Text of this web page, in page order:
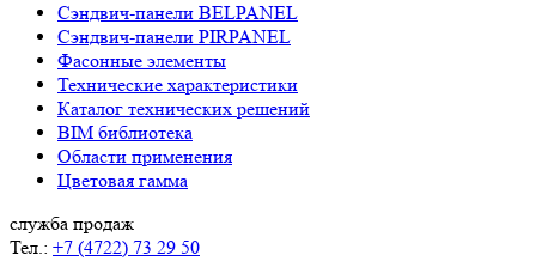
Сэндвич-панели BELPANEL
Сэндвич-панели PIRPANEL
Фасонные элементы
Технические характеристики
Каталог технических решений
BIM библиотека
Области применения
Цветовая гамма
служба продаж
Тел.: +7 (4722) 73 29 50